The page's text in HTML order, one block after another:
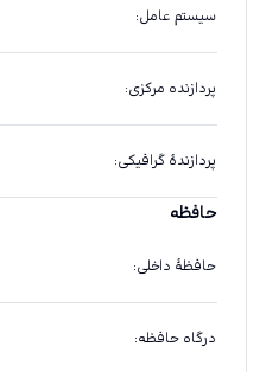
سیستم عامل:
پردازنده مرکزی:
پردازندهٔ گرافیکی:
حافظه
حافظهٔ داخلی:
درگاه حافظه: